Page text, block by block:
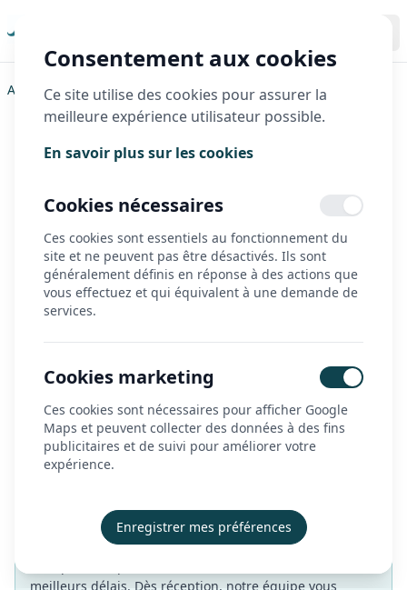
À propos
Actualités
Démonstration
Créer mon compte
Se connecter
Accueil>Demander une démonstration
Demander une
démonstration
Vous souhaitez essayer un matériel
avant de l'acheter ? Vous avez
entièrement raison !
Deux possibilités s'offrent à vous :
Épernon en prenant RDV via le formulaire ci-dessous.
Si vous vous déplacez jusqu'à notre showroom, nous
vous offrirons un bon d'achat.
Nous venons vous rencontrer directement à votre
domicile : les essais sont payants en fonction de la
Remplissez soigneusement le formulaire ci-dessous
meilleurs délais. Dès réception, notre équipe vous
Consentement aux cookies
Ce site utilise des cookies pour assurer la
meilleure expérience utilisateur possible.
En savoir plus sur les cookies
Cookies nécessaires
Ces cookies sont essentiels au fonctionnement du
site et ne peuvent pas être désactivés. Ils sont
généralement définis en réponse à des actions que
vous effectuez et qui équivalent à une demande de
services.
Cookies marketing
Ces cookies sont nécessaires pour afficher Google
Maps et peuvent collecter des données à des fins
publicitaires et de suivi pour améliorer votre
expérience.
Enregistrer mes préférences